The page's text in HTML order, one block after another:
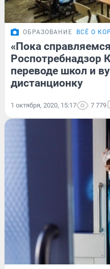
ОБРАЗОВАНИЕ ВСЁ О
«Пока
Роспотребнадзор
переводе школ и
дистанционку
1 октября, 2020, 15:17 7 779